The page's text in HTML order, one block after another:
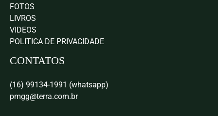
FOTOS
LIVROS
VIDEOS
POLITICA DE PRIVACIDADE
CONTATOS
(16) 99134-1991 (whatsapp)
pmgg@terra.com.br